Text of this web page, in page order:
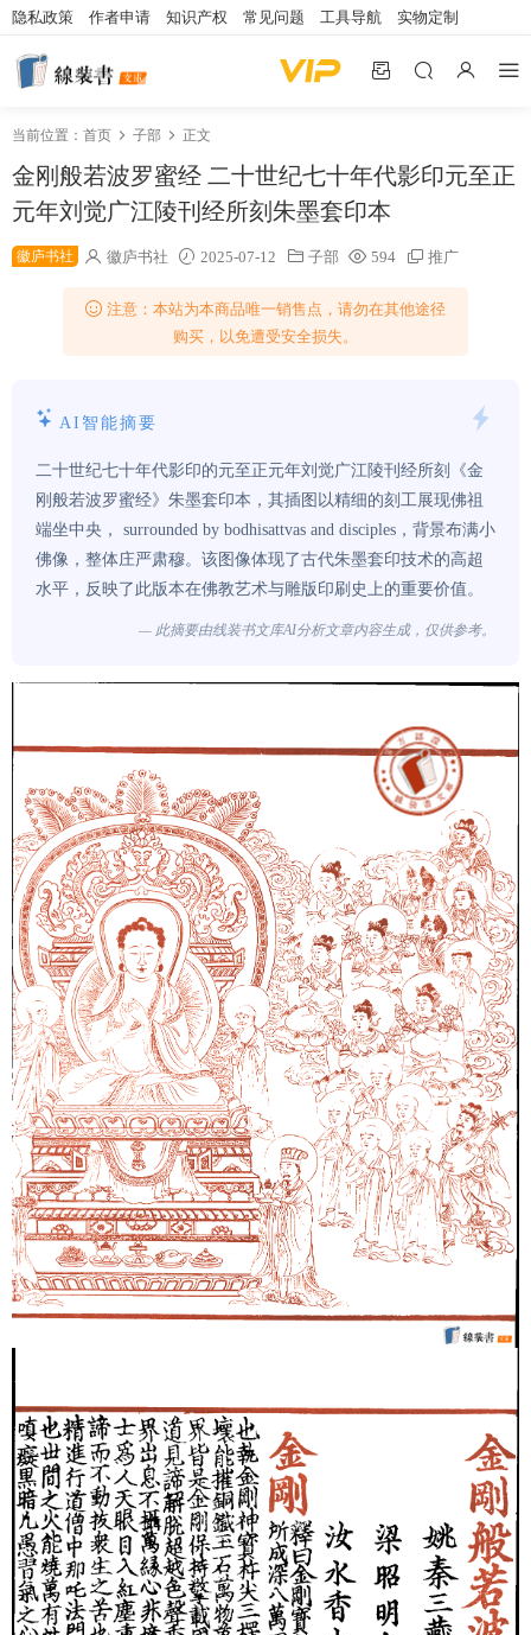
隐私政策 作者申请 知识产权 常见问题 工具导航 实物定制
当前位置： 首页 子部 正文
金刚般若波罗蜜经 二十世纪七十年代影印元至正
元年刘觉广江陵刊经所刻朱墨套印本
徽庐书社 徽庐书社 2025-07-12 子部 594 推广
注意：本站为本商品唯一销售点，请勿在其他途径
购买，以免遭受安全损失。
AI智能摘要
二十世纪七十年代影印的元至正元年刘觉广江陵刊经所刻《金
刚般若波罗蜜经》朱墨套印本，其插图以精细的刻工展现佛祖
端坐中央， surrounded by bodhisattvas and disciples，背景布满小
佛像，整体庄严肃穆。该图像体现了古代朱墨套印技术的高超
水平，反映了此版本在佛教艺术与雕版印刷史上的重要价值。
— 此摘要由线装书文库AI分析文章内容生成，仅供参考。